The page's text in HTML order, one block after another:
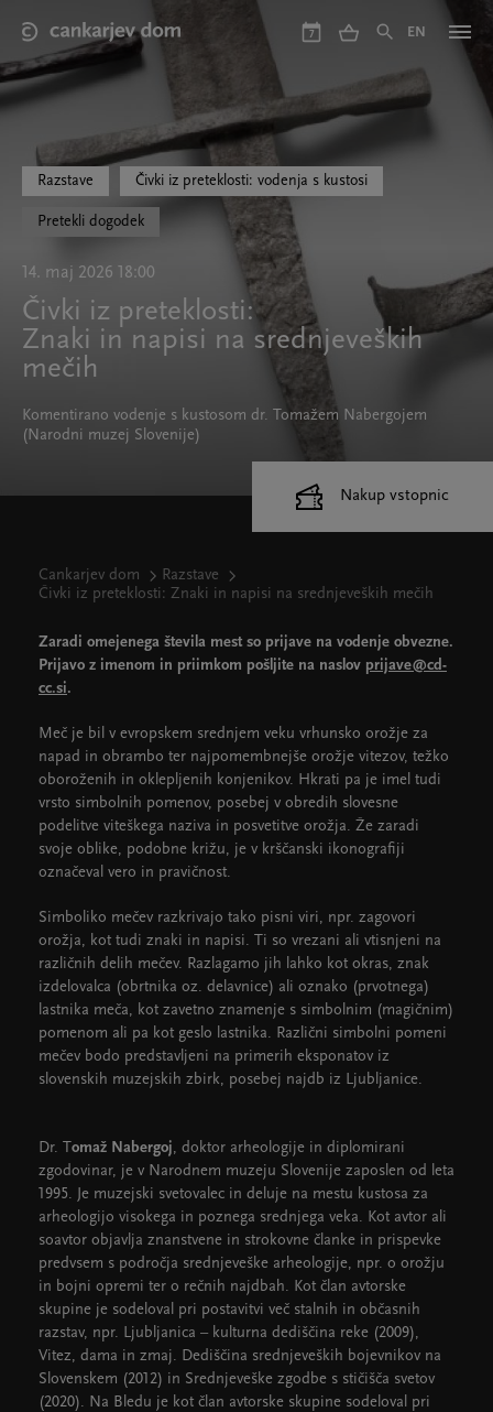
main
content
7 EN
Razstave Čivki iz preteklosti: vodenja s kustosi
Pretekli dogodek
14. maj 2026 18:00
Čivki iz preteklosti:
Znaki in napisi na srednjeveških
mečih
Komentirano vodenje s kustosom dr. Tomažem Nabergojem
(Narodni muzej Slovenije)
Cankarjev dom
Razstave
Čivki iz preteklosti: Znaki in napisi na srednjeveških mečih
Zaradi omejenega števila mest so prijave na vodenje obvezne.
Prijavo z imenom in priimkom pošljite na naslov prijave@cd-
cc.si.
Meč je bil v evropskem srednjem veku vrhunsko orožje za
napad in obrambo ter najpomembnejše orožje vitezov, težko
oboroženih in oklepljenih konjenikov. Hkrati pa je imel tudi
vrsto simbolnih pomenov, posebej v obredih slovesne
podelitve viteškega naziva in posvetitve orožja. Že zaradi
svoje oblike, podobne križu, je v krščanski ikonografiji
označeval vero in pravičnost.
Simboliko mečev razkrivajo tako pisni viri, npr. zagovori
orožja, kot tudi znaki in napisi. Ti so vrezani ali vtisnjeni na
različnih delih mečev. Razlagamo jih lahko kot okras, znak
izdelovalca (obrtnika oz. delavnice) ali oznako (prvotnega)
lastnika meča, kot zavetno znamenje s simbolnim (magičnim)
pomenom ali pa kot geslo lastnika. Različni simbolni pomeni
mečev bodo predstavljeni na primerih eksponatov iz
slovenskih muzejskih zbirk, posebej najdb iz Ljubljanice.
Dr. T omaž Nabergoj, doktor arheologije in diplomirani
zgodovinar, je v Narodnem muzeju Slovenije zaposlen od leta
1995. Je muzejski svetovalec in deluje na mestu kustosa za
arheologijo visokega in poznega srednjega veka. Kot avtor ali
soavtor objavlja znanstvene in strokovne članke in prispevke
predvsem s področja srednjeveške arheologije, npr. o orožju
in bojni opremi ter o rečnih najdbah. Kot član avtorske
skupine je sodeloval pri postavitvi več stalnih in občasnih
razstav, npr. Ljubljanica – kulturna dediščina reke (2009),
Vitez, dama in zmaj. Dediščina srednjeveških bojevnikov na
Slovenskem (2012) in Srednjeveške zgodbe s stičišča svetov
(2020). Na Bledu je kot član avtorske skupine sodeloval pri
Nakup vstopnic